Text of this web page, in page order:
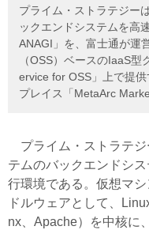
プライム・ストラテジー
ックエンドシステムを高
ANAGI」を、富士通が運
（OSS）ベースのIaaS
ervice for OSS」上で提
プレイス「MetaArc
プライム・ストラテジ
テムのバックエンドシ
行環境である。仮想マ
ドルウェアとして、
nx、Apache）を中核に